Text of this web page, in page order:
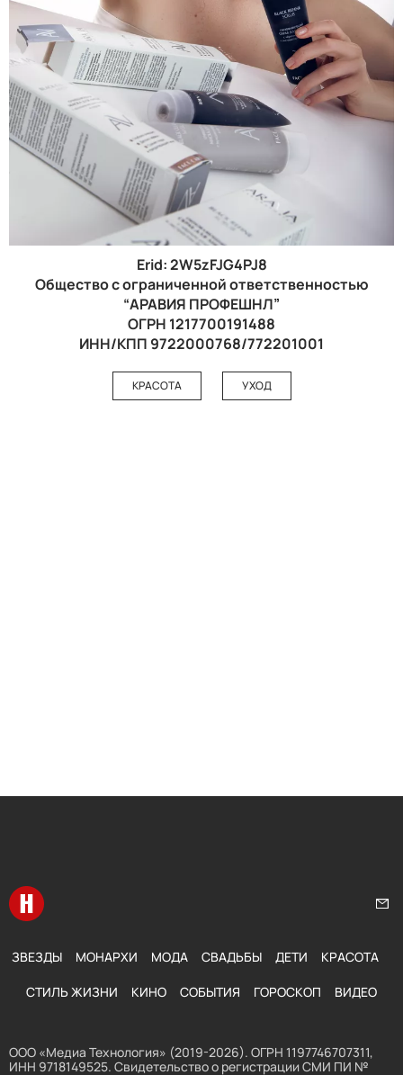
Erid: 2W5zFJG4PJ8
Общество с ограниченной ответственностью
“АРАВИЯ ПРОФЕШНЛ”
ОГРН 1217700191488
ИНН/КПП 9722000768/772201001
КРАСОТА УХОД
Перейти на главную
ЗВЕЗДЫ МОНАРХИ МОДА СВАДЬБЫ ДЕТИ КРАСОТА
СТИЛЬ ЖИЗНИ КИНО СОБЫТИЯ ГОРОСКОП ВИДЕО
ООО «Медиа Технология» (2019-2026). ОГРН 1197746707311,
ИНН 9718149525. Свидетельство о регистрации СМИ ПИ №